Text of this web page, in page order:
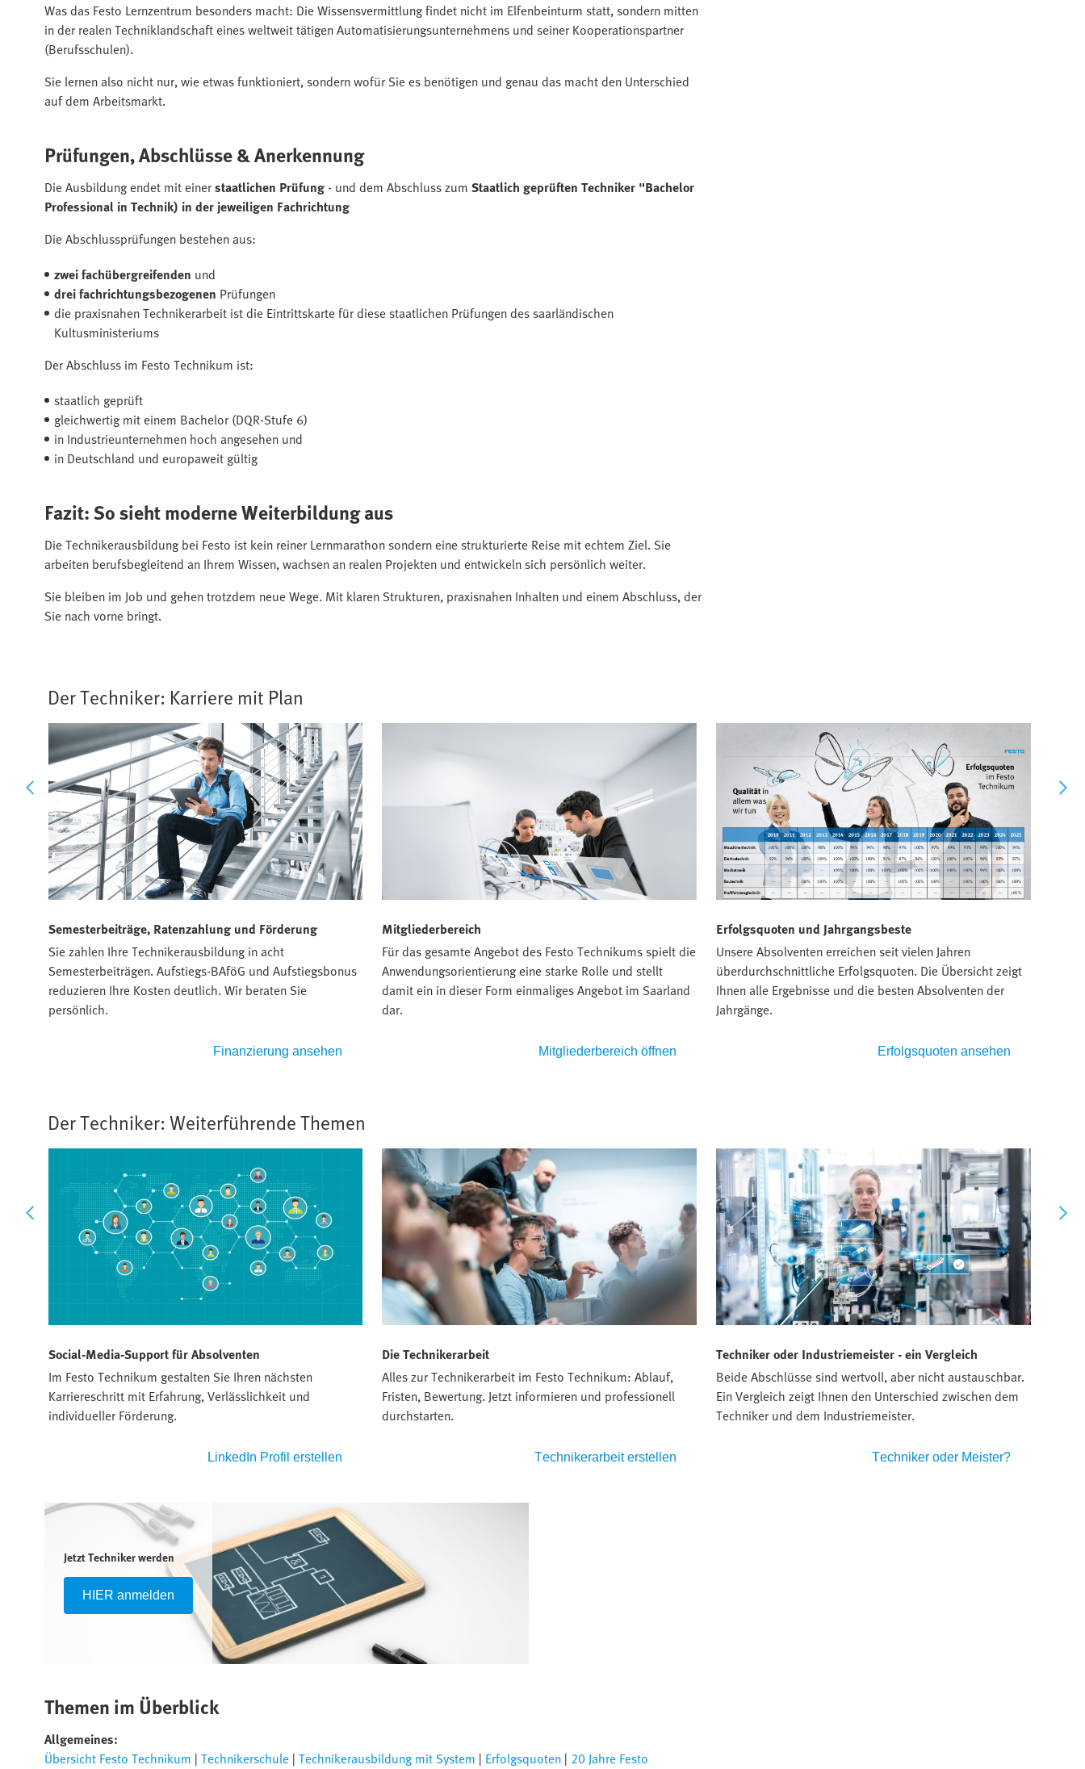
Was das Festo Lernzentrum besonders macht: Die Wissensvermittlung findet nicht im Elfenbeinturm statt, sondern mitten
in der realen Techniklandschaft eines weltweit tätigen Automatisierungsunternehmens und seiner Kooperationspartner
(Berufsschulen).
Sie lernen also nicht nur, wie etwas funktioniert, sondern wofür Sie es benötigen und genau das macht den Unterschied
auf dem Arbeitsmarkt.
Prüfungen, Abschlüsse & Anerkennung
Die Ausbildung endet mit einerstaatlichen Prüfung - und dem Abschluss zum Staatlich geprüften Techniker "Bachelor
Professional in Technik) in der jeweiligen Fachrichtung
Die Abschlussprüfungen bestehen aus:
zwei fachübergreifenden und
drei fachrichtungsbezogenen Prüfungen
die praxisnahen Technikerarbeit ist die Eintrittskarte für diese staatlichen Prüfungen des saarländischen
Kultusministeriums
Der Abschluss im Festo Technikum ist:
staatlich geprüft
gleichwertig mit einem Bachelor (DQR-Stufe 6)
in Industrieunternehmen hoch angesehen und
in Deutschland und europaweit gültig
Fazit: So sieht moderne Weiterbildung aus
Die Technikerausbildung bei Festo ist kein reiner Lernmarathon sondern eine strukturierte Reise mit echtem Ziel. Sie
arbeiten berufsbegleitend an Ihrem Wissen, wachsen an realen Projekten und entwickeln sich persönlich weiter.
Sie bleiben im Job und gehen trotzdem neue Wege. Mit klaren Strukturen, praxisnahen Inhalten und einem Abschluss, der
Sie nach vorne bringt.
Der Techniker: Karriere mit Plan
Semesterbeiträge, Ratenzahlung und Förderung
Sie zahlen Ihre Technikerausbildung in acht
Semesterbeiträgen. Aufstiegs-BAföG und Aufstiegsbonus
reduzieren Ihre Kosten deutlich. Wir beraten Sie
persönlich.
Finanzierung ansehen
Mitgliederbereich
Für das gesamte Angebot des Festo Technikums spielt die
Anwendungsorientierung eine starke Rolle und stellt
damit ein in dieser Form einmaliges Angebot im Saarland
dar.
Mitgliederbereich öffnen
Erfolgsquoten und Jahrgangsbeste
Unsere Absolventen erreichen seit vielen Jahren
überdurchschnittliche Erfolgsquoten. Die Übersicht zeigt
Ihnen alle Ergebnisse und die besten Absolventen der
Jahrgänge.
Erfolgsquoten ansehen
Der Techniker: Weiterführende Themen
Social-Media-Support für Absolventen
Im Festo Technikum gestalten Sie Ihren nächsten
Karriereschritt mit Erfahrung, Verlässlichkeit und
individueller Förderung.
LinkedIn Profil erstellen
Die Technikerarbeit
Alles zur Technikerarbeit im Festo Technikum: Ablauf,
Fristen, Bewertung. Jetzt informieren und professionell
durchstarten.
Technikerarbeit erstellen
Techniker oder Industriemeister - ein Vergleich
Beide Abschlüsse sind wertvoll, aber nicht austauschbar.
Ein Vergleich zeigt Ihnen den Unterschied zwischen dem
Techniker und dem Industriemeister.
Techniker oder Meister?
Jetzt Techniker werden
HIER anmelden
Themen im Überblick
Allgemeines:
Übersicht Festo Technikum | Technikerschule | Technikerausbildung mit System | Erfolgsquoten | 20 Jahre Festo